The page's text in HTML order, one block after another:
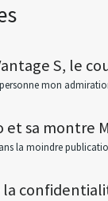
S, le
mon
et sa montre
la moindre
la